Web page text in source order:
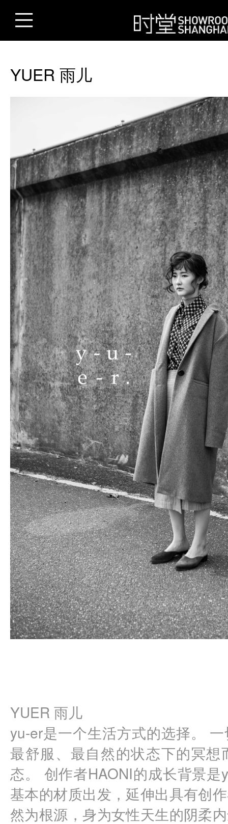
YUER 雨儿
YUER 雨儿
yu-er是一个生活方式的选择。
最舒服、最自然的状态下的冥
态。 创作者HAONI的成长背景
基本的材质出发，延伸出具有创
然为根源，身为女性天生的阴柔